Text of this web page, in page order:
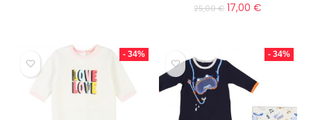
25,00€ 17,00€
- 34% - 34%